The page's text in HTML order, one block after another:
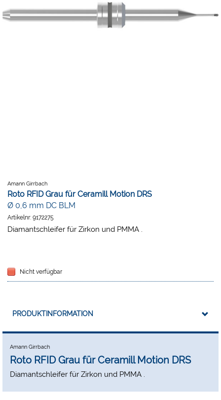
Amann Girrbach
Roto RFID Grau für Ceramill Motion DRS
Ø 0,6 mm DC BLM
Artikelnr: 9172275
Diamantschleifer für Zirkon und PMMA .
Nicht verfügbar
PRODUKTINFORMATION
Amann Girrbach
Roto RFID Grau für Ceramill Motion DRS
Diamantschleifer für Zirkon und PMMA .